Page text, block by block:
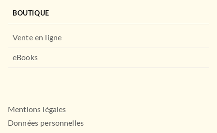
Jack Whyte
01/06/2022
BOUTIQUE
Vente en ligne
eBooks
Mentions légales
Données personnelles